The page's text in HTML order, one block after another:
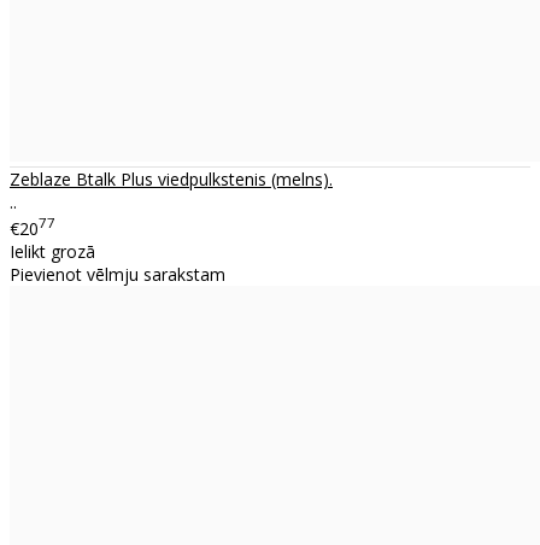
Zeblaze Btalk Plus viedpulkstenis (melns).
..
€2077
Ielikt grozā
Pievienot vēlmju sarakstam